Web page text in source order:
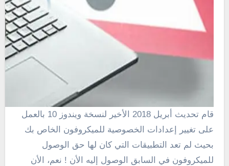
قام تحديث أبريل 2018 الأخير لنسخة ويندوز 10 بالعمل
على تغيير إعدادات الخصوصية للميكروفون الخاص بك
بحيث لم تعد التطبيقات التي كان لها حق الوصول
للميكروفون في السابق الوصول إليه الأن ! نعم، الأن